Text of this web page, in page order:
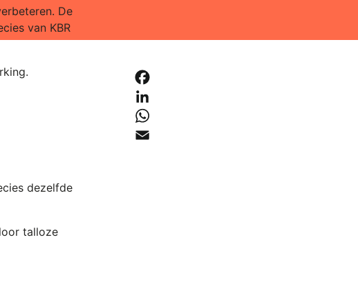
De
van KBR
dezelfde
talloze
Facebook
LinkedIn
WhatsApp